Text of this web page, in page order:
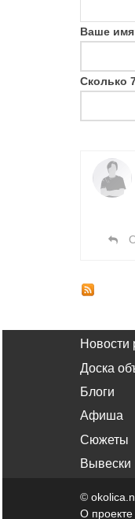
Ваше
Сколько
Новости
Доска
Блоги
Афиша
Сюжеты
Вывески
©
О проекте